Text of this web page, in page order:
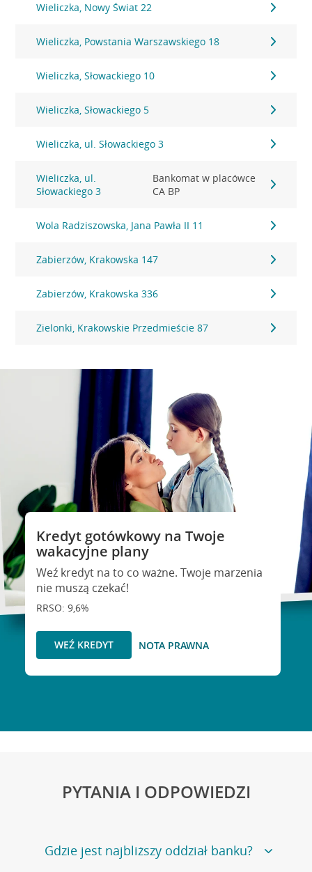
Wieliczka, Nowy Świat 22
Wieliczka, Powstania Warszawskiego 18
Wieliczka, Słowackiego 10
Wieliczka, Słowackiego 5
Wieliczka, ul. Słowackiego 3
Wieliczka, ul.
Słowackiego 3
Bankomat w placówce
CA BP
Wola Radziszowska, Jana Pawła II 11
Zabierzów, Krakowska 147
Zabierzów, Krakowska 336
Zielonki, Krakowskie Przedmieście 87
Kredyt gotówkowy na Twoje
wakacyjne plany
Weź kredyt na to co ważne. Twoje marzenia
nie muszą czekać!
RRSO: 9,6%
WEŹ KREDYT NOTA PRAWNA
PYTANIA I ODPOWIEDZI
Gdzie jest najbliższy oddział banku?